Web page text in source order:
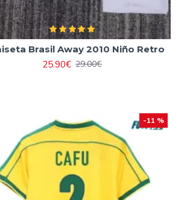
Brasil Away 2010 Niño Retro
25.90€ 29.00€
-11 %